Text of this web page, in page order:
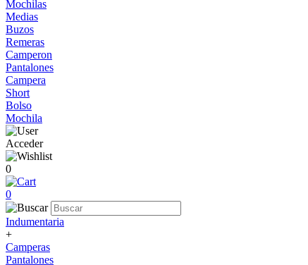
Mochilas
Medias
Buzos
Remeras
Camperon
Pantalones
Campera
Short
Bolso
Mochila
Acceder
0
0
Indumentaria
+
Camperas
Pantalones